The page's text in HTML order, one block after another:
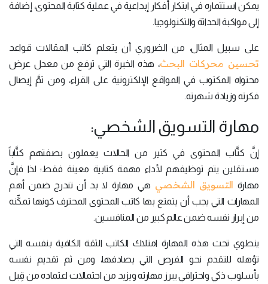
يمكن استثماره في ابتكار أفكار إبداعية في عملية كتابة المحتوى، إضافة
إلى مواكبة الحداثة والتكنولوجيا.
على سبيل المثال، من الضروري أن يتعلم كاتب المقالات قواعد
تحسين محركات البحث، هذه الخبرة التي ترفع من معدل عرض
محتواه المكتوب في المواقع الإلكترونية على القراء، ومن ثمَّ إيصال
فكرته وزيادة شهرته.
مهارة التسويق الشخصي:
إنَّ كتَّاب المحتوى في كثير من الحالات يعملون بصفتهم كتَّاباً
مستقلين يتم توظيفهم لأداء مهمة كتابية معينة فقط؛ لذا فإنَّ
مهارة التسويق الشخصي هي مهارة لا بد أن تندرج ضمن أهم
المهارات التي يجب أن يتمتع بها كاتب المحتوى المحترف كونها تمكِّنه
من إبراز نفسه ضمن عالم كبير من المنافسين.
ينطوي تحت هذه المهارة امتلاك الكاتب الثقة الكافية بنفسه التي
تؤهله للتقدم نحو الفرص التي يصادفها، ومن ثم تقديم نفسه
بأسلوب ذكي واحترافي يبرز مهارته ويزيد من احتمالات اعتماده من قِبل